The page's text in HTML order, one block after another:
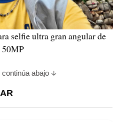
selfie ultra gran angular de
50MP
abajo